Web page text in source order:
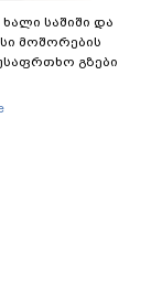
საშიში და
მოშორების
გზები